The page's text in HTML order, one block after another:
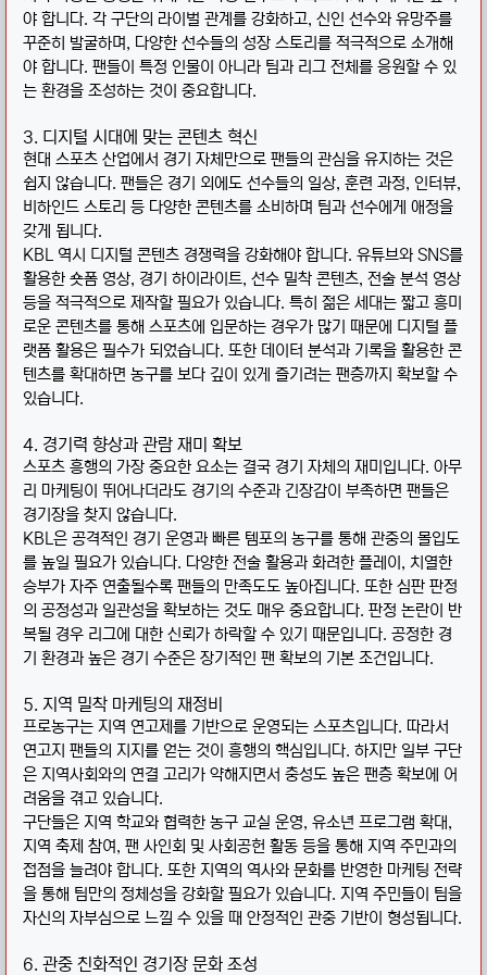
야 합니다. 각 구단의 라이벌 관계를 강화하고, 신인 선수와 유망주를
꾸준히 발굴하며, 다양한 선수들의 성장 스토리를 적극적으로 소개해
야 합니다. 팬들이 특정 인물이 아니라 팀과 리그 전체를 응원할 수 있
는 환경을 조성하는 것이 중요합니다.
3. 디지털 시대에 맞는 콘텐츠 혁신
현대 스포츠 산업에서 경기 자체만으로 팬들의 관심을 유지하는 것은
쉽지 않습니다. 팬들은 경기 외에도 선수들의 일상, 훈련 과정, 인터뷰,
비하인드 스토리 등 다양한 콘텐츠를 소비하며 팀과 선수에게 애정을
갖게 됩니다.
KBL 역시 디지털 콘텐츠 경쟁력을 강화해야 합니다. 유튜브와 SNS를
활용한 숏폼 영상, 경기 하이라이트, 선수 밀착 콘텐츠, 전술 분석 영상
등을 적극적으로 제작할 필요가 있습니다. 특히 젊은 세대는 짧고 흥미
로운 콘텐츠를 통해 스포츠에 입문하는 경우가 많기 때문에 디지털 플
랫폼 활용은 필수가 되었습니다. 또한 데이터 분석과 기록을 활용한 콘
텐츠를 확대하면 농구를 보다 깊이 있게 즐기려는 팬층까지 확보할 수
있습니다.
4. 경기력 향상과 관람 재미 확보
스포츠 흥행의 가장 중요한 요소는 결국 경기 자체의 재미입니다. 아무
리 마케팅이 뛰어나더라도 경기의 수준과 긴장감이 부족하면 팬들은
경기장을 찾지 않습니다.
KBL은 공격적인 경기 운영과 빠른 템포의 농구를 통해 관중의 몰입도
를 높일 필요가 있습니다. 다양한 전술 활용과 화려한 플레이, 치열한
승부가 자주 연출될수록 팬들의 만족도도 높아집니다. 또한 심판 판정
의 공정성과 일관성을 확보하는 것도 매우 중요합니다. 판정 논란이 반
복될 경우 리그에 대한 신뢰가 하락할 수 있기 때문입니다. 공정한 경
기 환경과 높은 경기 수준은 장기적인 팬 확보의 기본 조건입니다.
5. 지역 밀착 마케팅의 재정비
프로농구는 지역 연고제를 기반으로 운영되는 스포츠입니다. 따라서
연고지 팬들의 지지를 얻는 것이 흥행의 핵심입니다. 하지만 일부 구단
은 지역사회와의 연결 고리가 약해지면서 충성도 높은 팬층 확보에 어
려움을 겪고 있습니다.
구단들은 지역 학교와 협력한 농구 교실 운영, 유소년 프로그램 확대,
지역 축제 참여, 팬 사인회 및 사회공헌 활동 등을 통해 지역 주민과의
접점을 늘려야 합니다. 또한 지역의 역사와 문화를 반영한 마케팅 전략
을 통해 팀만의 정체성을 강화할 필요가 있습니다. 지역 주민들이 팀을
자신의 자부심으로 느낄 수 있을 때 안정적인 관중 기반이 형성됩니다.
6. 관중 친화적인 경기장 문화 조성